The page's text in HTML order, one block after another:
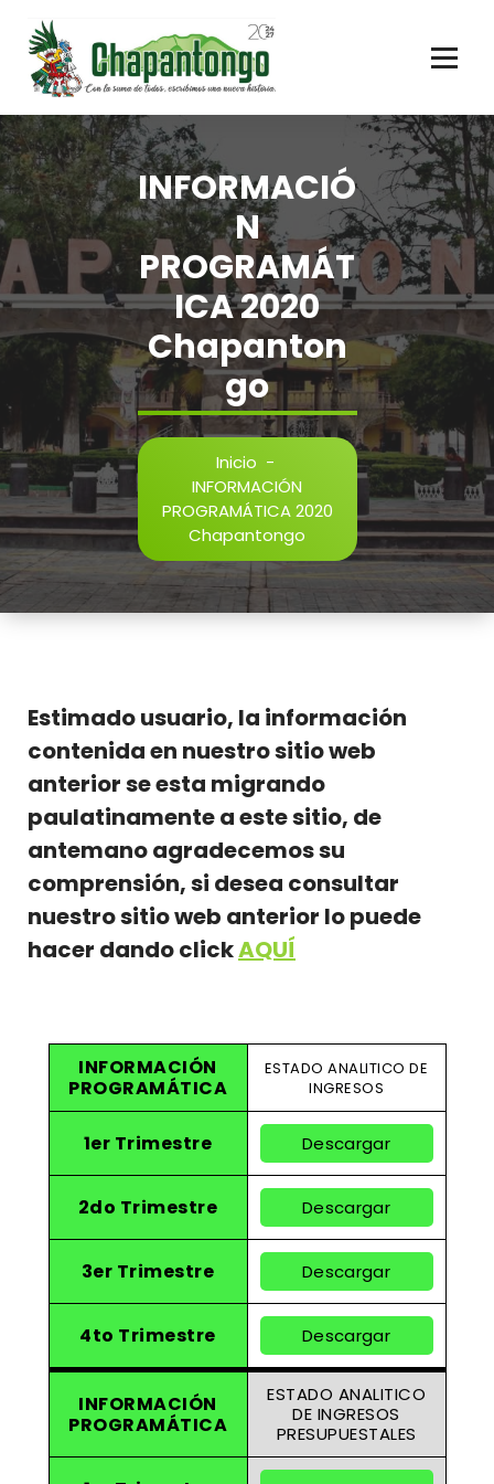
INFORMACIÓ
N
PROGRAMÁT
ICA 2020
Chapanton
go
Inicio -
INFORMACIÓN
PROGRAMÁTICA 2020
Chapantongo
Estimado usuario, la información
contenida en nuestro sitio web
anterior se esta migrando
paulatinamente a este sitio, de
antemano agradecemos su
comprensión, si desea consultar
nuestro sitio web anterior lo puede
hacer dando clickAQUÍ
INFORMACIÓN
PROGRAMÁTICA
ESTADO ANALITICO DE
INGRESOS
1er Trimestre Descargar
2do Trimestre Descargar
3er Trimestre Descargar
4to Trimestre Descargar
INFORMACIÓN
PROGRAMÁTICA
ESTADO ANALITICO
DE INGRESOS
PRESUPUESTALES